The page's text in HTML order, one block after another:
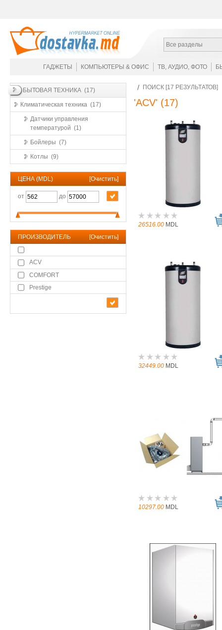
Все разделы
ГАДЖЕТЫ КОМПЬЮТЕРЫ & ОФИС ТВ, АУДИО, ФОТО
БЫТОВАЯ ТЕХНИКА (17)
Климатическая техника (17)
Датчики управления
температурой (1)
Бойлеры (7)
Котлы (9)
ЦЕНА (MDL) [Очистить]
от до
ПРОИЗВОДИТЕЛЬ [Очистить]
ACV
COMFORT
Prestige
ПОИСК [17 РЕЗУЛЬТАТОВ]
'ACV' (17)
26516.00 MDL
32449.00 MDL
10297.00 MDL